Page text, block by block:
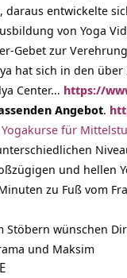
daraus entwickelte
von Yoga
Gebet zur
hat sich in den
Center… https://
Angebot.
Yogakurse für
und hellen
zu Fuß vom
Stöbern wünschen Dir
und Maksim